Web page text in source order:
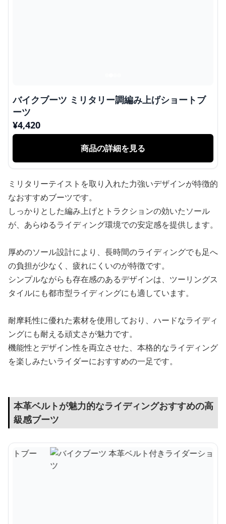
バイクブーツ ミリタリー調編み上げショートブ
ーツ
¥4,420
商品の詳細を見る
ミリタリーテイストを取り入れた力強いデザインが特徴的
なおすすめブーツです。
しっかりとした編み上げとトラクションの効いたソール
が、あらゆるライディング環境での安定感を提供します。
厚めのソール設計により、長時間のライディングでも足へ
の負担が少なく、疲れにくいのが特徴です。
シンプルながらも存在感のあるデザインは、ツーリングス
タイルにも都市型ライディングにも適しています。
耐摩耗性に優れた素材を使用しており、ハードなライディ
ングにも耐える頑丈さが魅力です。
機能性とデザイン性を両立させた、本格的なライディング
を楽しみたいライダーにおすすめの一足です。
本革ベルトが魅力的なライディングおすすめの高
級感ブーツ